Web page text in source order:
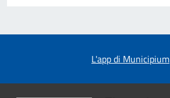
L'app di Municipium